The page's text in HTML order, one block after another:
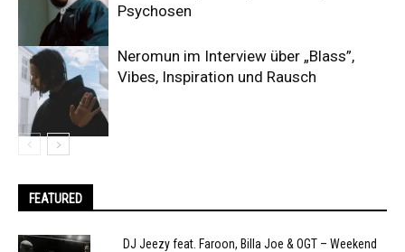
Psychosen
Neromun im Interview über „Blass”,
Vibes, Inspiration und Rausch
FEATURED
DJ Jeezy feat. Faroon, Billa Joe & OGT – Weekend